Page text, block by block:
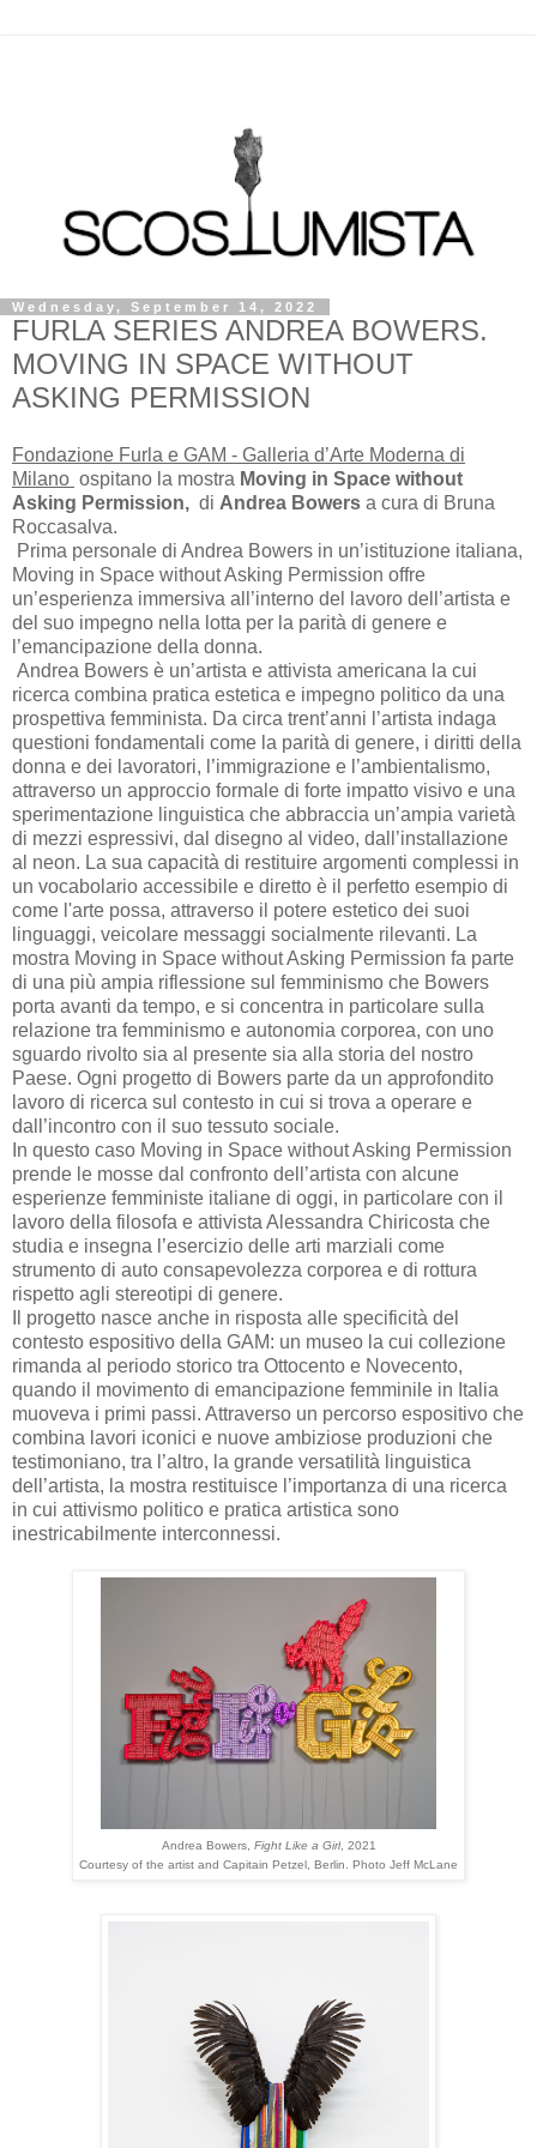
Wednesday, September 14, 2022
FURLA SERIES ANDREA BOWERS.
MOVING IN SPACE WITHOUT
ASKING PERMISSION
Fondazione Furla e GAM - Galleria d’Arte Moderna di
Milano ospitano la mostra Moving in Space without
Asking Permission, di Andrea Bowers a cura di Bruna
Roccasalva.
Prima personale di Andrea Bowers in un’istituzione italiana,
Moving in Space without Asking Permission offre
un’esperienza immersiva all’interno del lavoro dell’artista e
del suo impegno nella lotta per la parità di genere e
l’emancipazione della donna.
Andrea Bowers è un’artista e attivista americana la cui
ricerca combina pratica estetica e impegno politico da una
prospettiva femminista. Da circa trent’anni l’artista indaga
questioni fondamentali come la parità di genere, i diritti della
donna e dei lavoratori, l’immigrazione e l’ambientalismo,
attraverso un approccio formale di forte impatto visivo e una
sperimentazione linguistica che abbraccia un’ampia varietà
di mezzi espressivi, dal disegno al video, dall’installazione
al neon. La sua capacità di restituire argomenti complessi in
un vocabolario accessibile e diretto è il perfetto esempio di
come l'arte possa, attraverso il potere estetico dei suoi
linguaggi, veicolare messaggi socialmente rilevanti. La
mostra Moving in Space without Asking Permission fa parte
di una più ampia riflessione sul femminismo che Bowers
porta avanti da tempo, e si concentra in particolare sulla
relazione tra femminismo e autonomia corporea, con uno
sguardo rivolto sia al presente sia alla storia del nostro
Paese. Ogni progetto di Bowers parte da un approfondito
lavoro di ricerca sul contesto in cui si trova a operare e
dall’incontro con il suo tessuto sociale.
In questo caso Moving in Space without Asking Permission
prende le mosse dal confronto dell’artista con alcune
esperienze femministe italiane di oggi, in particolare con il
lavoro della filosofa e attivista Alessandra Chiricosta che
studia e insegna l’esercizio delle arti marziali come
strumento di auto consapevolezza corporea e di rottura
rispetto agli stereotipi di genere.
Il progetto nasce anche in risposta alle specificità del
contesto espositivo della GAM: un museo la cui collezione
rimanda al periodo storico tra Ottocento e Novecento,
quando il movimento di emancipazione femminile in Italia
muoveva i primi passi. Attraverso un percorso espositivo che
combina lavori iconici e nuove ambiziose produzioni che
testimoniano, tra l’altro, la grande versatilità linguistica
dell’artista, la mostra restituisce l’importanza di una ricerca
in cui attivismo politico e pratica artistica sono
inestricabilmente interconnessi.
Andrea Bowers, Fight Like a Girl, 2021
Courtesy of the artist and Capitain Petzel, Berlin. Photo Jeff McLane